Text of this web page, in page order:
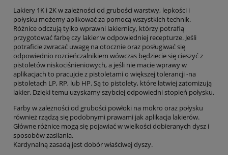
Lakiery 1K i 2K w zależności od grubości warstwy, lepkości i
połysku możemy aplikować za pomocą wszystkich technik.
Różnice odczują tylko wprawni lakiernicy, którzy potrafią
przygotować farbę czy lakier w odpowiedniej recepturze. Jeśli
potraficie zwracać uwagę na otocznie oraz posługiwać się
odpowiednio rozcieńczalnikiem wówczas będziecie się cieszyć z
pistoletów niskociśnieniowych, a jeśli nie macie wprawy w
aplikacjach to pracujcie z pistoletami o większej tolerancji -na
pistoletach LP, RP, lub HP. Są to pistolety, które łatwiej zatomizują
lakier. Dzięki temu uzyskamy szybciej odpowiedni stopień połysku.
Farby w zależności od grubości powłoki na mokro oraz połysku
również rządzą się podobnymi prawami jak aplikacja lakierów.
Główne różnice mogą się pojawiać w wielkości dobieranych dysz i
sposobów zasilania.
Kardynalną zasadą jest dobór właściwej dyszy.